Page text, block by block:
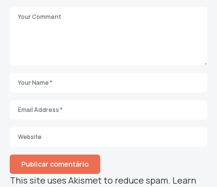
This site uses Akismet to reduce spam. Learn